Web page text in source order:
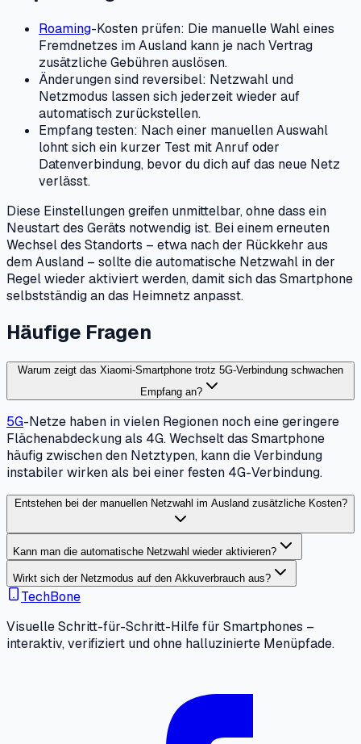
Roaming-Kosten prüfen: Die manuelle Wahl eines
Fremdnetzes im Ausland kann je nach Vertrag
zusätzliche Gebühren auslösen.
Änderungen sind reversibel: Netzwahl und
Netzmodus lassen sich jederzeit wieder auf
automatisch zurückstellen.
Empfang testen: Nach einer manuellen Auswahl
lohnt sich ein kurzer Test mit Anruf oder
Datenverbindung, bevor du dich auf das neue Netz
verlässt.
Diese Einstellungen greifen unmittelbar, ohne dass ein
Neustart des Geräts notwendig ist. Bei einem erneuten
Wechsel des Standorts – etwa nach der Rückkehr aus
dem Ausland – sollte die automatische Netzwahl in der
Regel wieder aktiviert werden, damit sich das Smartphone
selbstständig an das Heimnetz anpasst.
Häufige Fragen
Warum zeigt das Xiaomi-Smartphone trotz 5G-Verbindung schwachen
Empfang an?
5G-Netze haben in vielen Regionen noch eine geringere
Flächenabdeckung als 4G. Wechselt das Smartphone
häufig zwischen den Netztypen, kann die Verbindung
instabiler wirken als bei einer festen 4G-Verbindung.
Entstehen bei der manuellen Netzwahl im Ausland zusätzliche Kosten?
Kann man die automatische Netzwahl wieder aktivieren?
Wirkt sich der Netzmodus auf den Akkuverbrauch aus?
TechBone
Visuelle Schritt-für-Schritt-Hilfe für Smartphones –
interaktiv, verifiziert und ohne halluzinierte Menüpfade.